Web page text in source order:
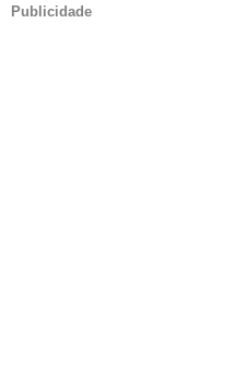
Publicidade